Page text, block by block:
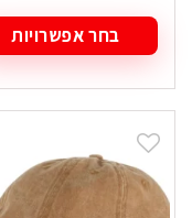
בחר אפשרויות
זה
יש
סוגים.
ניתן
לבחור